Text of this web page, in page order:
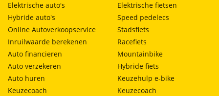
Elektrische auto's
Hybride auto's
Online Autoverkoopservice
Inruilwaarde berekenen
Auto financieren
Auto verzekeren
Auto huren
Keuzecoach
Elektrische fietsen
Speed pedelecs
Stadsfiets
Racefiets
Mountainbike
Hybride fiets
Keuzehulp e-bike
Keuzecoach